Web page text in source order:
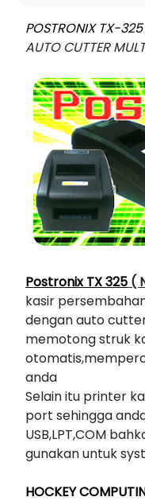
POSTRONIX TX-325
AUTO CUTTER
Postronix TX 325 (
kasir
dengan auto
memotong struk
anda
Selain itu printer
port sehingga
USB,LPT,COM
gunakan untuk
HOCKEY